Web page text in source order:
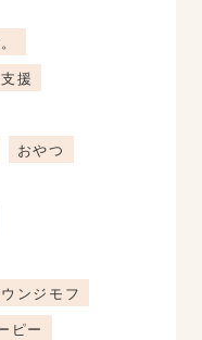
援
おやつ
ンジモフ
ピー